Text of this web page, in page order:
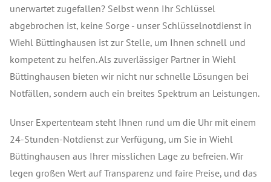
unerwartet zugefallen? Selbst wenn Ihr Schlüssel
abgebrochen ist, keine Sorge - unser Schlüsselnotdienst in
Wiehl Büttinghausen ist zur Stelle, um Ihnen schnell und
kompetent zu helfen. Als zuverlässiger Partner in Wiehl
Büttinghausen bieten wir nicht nur schnelle Lösungen bei
Notfällen, sondern auch ein breites Spektrum an Leistungen.
Unser Expertenteam steht Ihnen rund um die Uhr mit einem
24-Stunden-Notdienst zur Verfügung, um Sie in Wiehl
Büttinghausen aus Ihrer misslichen Lage zu befreien. Wir
legen großen Wert auf Transparenz und faire Preise, und das